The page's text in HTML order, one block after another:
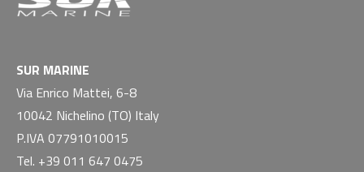
SUR MARINE
Via Enrico Mattei, 6-8
10042 Nichelino (TO) Italy
P.IVA 07791010015
Tel. +39 011 647 0475